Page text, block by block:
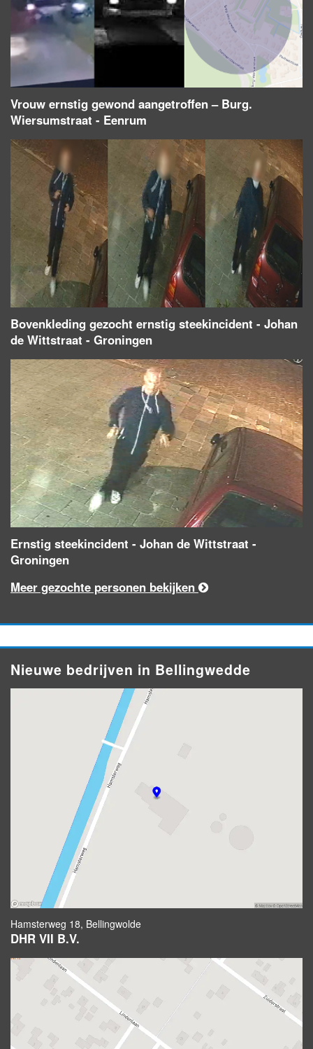
Vrouw ernstig gewond aangetroffen – Burg.
Wiersumstraat - Eenrum
Bovenkleding gezocht ernstig steekincident - Johan
de Wittstraat - Groningen
Ernstig steekincident - Johan de Wittstraat -
Groningen
Meer gezochte personen bekijken
Nieuwe bedrijven in Bellingwedde
Hamsterweg 18, Bellingwolde
DHR VII B.V.